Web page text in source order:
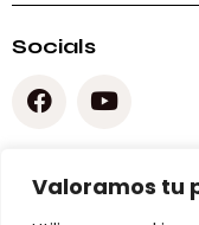
Valoramos tu
Socials
Legal